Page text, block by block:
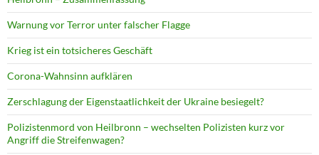
Warnung vor Terror unter falscher Flagge
Krieg ist ein totsicheres Geschäft
Corona-Wahnsinn aufklären
Zerschlagung der Eigenstaatlichkeit der Ukraine besiegelt?
Polizistenmord von Heilbronn – wechselten Polizisten kurz vor
Angriff die Streifenwagen?